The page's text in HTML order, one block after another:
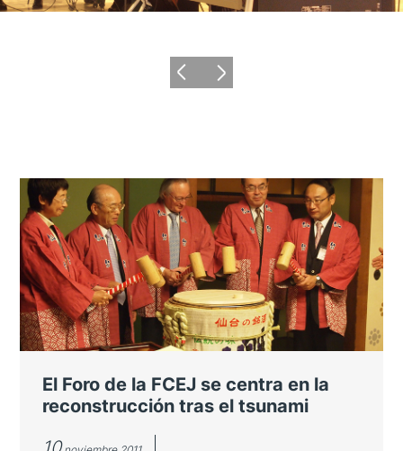
El Foro de la FCEJ se centra en la
reconstrucción tras el tsunami